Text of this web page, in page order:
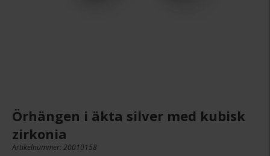
Örhängen i äkta silver med kubisk
zirkonia
Artikelnummer: 20010158